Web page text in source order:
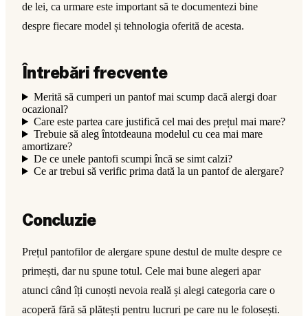
de lei, ca urmare este important să te documentezi bine
despre fiecare model și tehnologia oferită de acesta.
Întrebări frecvente
Merită să cumperi un pantof mai scump dacă alergi doar
ocazional?
Care este partea care justifică cel mai des prețul mai mare?
Trebuie să aleg întotdeauna modelul cu cea mai mare
amortizare?
De ce unele pantofi scumpi încă se simt calzi?
Ce ar trebui să verific prima dată la un pantof de alergare?
Concluzie
Prețul pantofilor de alergare spune destul de multe despre ce
primești, dar nu spune totul. Cele mai bune alegeri apar
atunci când îți cunoști nevoia reală și alegi categoria care o
acoperă fără să plătești pentru lucruri pe care nu le folosești.